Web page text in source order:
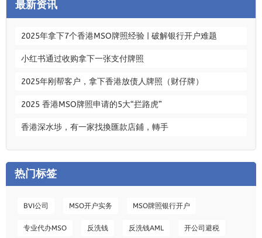
最新资讯
2025年拿下7个香港MSO牌照经验 | 破解银行开户难题
小红书通过收购拿下一张支付牌照
2025年刚帮客户，拿下香港放债人牌照（财仔牌）
2025 香港MSO牌照申请的5大“拦路虎”
香港深水埗，有一家找換匯款店鋪，轉手
热门标签
BVI公司 MSO开户实务 MSO牌照银行开户
专业代办MSO 反洗钱 反洗钱AML 开公司避税